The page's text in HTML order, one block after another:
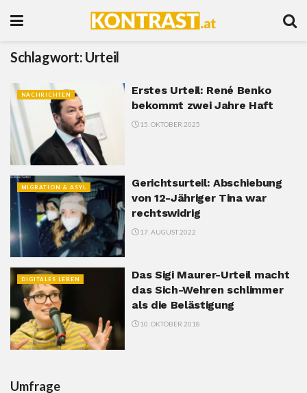
Schlagwort: Urteil
NACHRICHTEN
Erstes Urteil: René Benko
bekommt zwei Jahre Haft
15. OKTOBER 2025
MIGRATION & ASYL
Gerichtsurteil: Abschiebung
von 12-Jähriger Tina war
rechtswidrig
17. AUGUST 2022
DIGITALES LEBEN
Das Sigi Maurer-Urteil macht
das Sich-Wehren schlimmer
als die Belästigung
10. OKTOBER 2018
Umfrage